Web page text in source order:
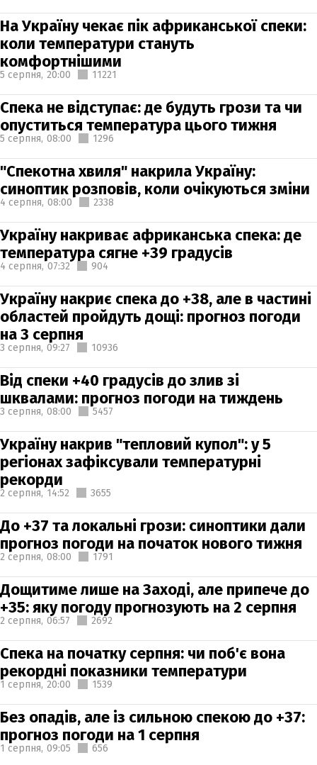
На Україну чекає пік африканської спеки:
коли температури стануть
комфортнішими
5 серпня, 20:00 11221
Спека не відступає: де будуть грози та чи
опуститься температура цього тижня
5 серпня, 08:00 1296
"Спекотна хвиля" накрила Україну:
синоптик розповів, коли очікуються зміни
4 серпня, 08:00 2338
Україну накриває африканська спека: де
температура сягне +39 градусів
4 серпня, 07:32 904
Україну накриє спека до +38, але в частині
областей пройдуть дощі: прогноз погоди
на 3 серпня
3 серпня, 09:27 10936
Від спеки +40 градусів до злив зі
шквалами: прогноз погоди на тиждень
3 серпня, 08:00 5457
Україну накрив "тепловий купол": у 5
регіонах зафіксували температурні
рекорди
2 серпня, 14:52 3655
До +37 та локальні грози: синоптики дали
прогноз погоди на початок нового тижня
2 серпня, 08:00 1791
Дощитиме лише на Заході, але припече до
+35: яку погоду прогнозують на 2 серпня
2 серпня, 06:57 2692
Спека на початку серпня: чи поб'є вона
рекордні показники температури
1 серпня, 20:00 1539
Без опадів, але із сильною спекою до +37:
прогноз погоди на 1 серпня
1 серпня, 09:05 656